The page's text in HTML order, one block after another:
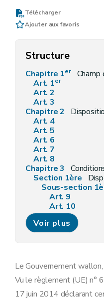
Télécharger
Ajouter aux favoris
Structure
Chapitre 1er
Art. 1er
Art. 2
Art. 3
Chapitre 2
Dispositions
Art. 4
Art. 5
Art. 6
Art. 7
Art. 8
Chapitre 3
Conditions
Section 1ère
Dispositions
Sous-section
Art. 9
Art. 10
Art. 11
Sous-section 2
Art. 12
Art. 14
Section 2 La
Art. 16
Voir plus
Le Gouvernement wallon,
Vu le règlement (UE) n°
17 juin 2014 déclarant